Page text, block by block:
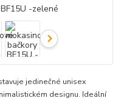
jedinečné unisex
designu. Ideální